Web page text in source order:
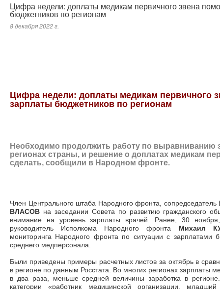
Цифра недели: доплаты медикам первичного звена
бюджетников по регионам
8 декабря 2022 г.
Цифра недели: доплаты медикам первичного
зарплаты бюджетников по регионам
Необходимо продолжить работу по выравниванию
регионах страны, и решение о доплатах медикам
сделать, сообщили в Народном фронте.
Член Центрального штаба Народного фронта, сопредседатель
ВЛАСОВ на заседании Совета по развитию гражданского
внимание на уровень зарплаты врачей. Ранее, 30
руководитель Исполкома Народного фронта Михаил
мониторинга Народного фронта по ситуации с зарплатами
среднего медперсонала.
Были приведены примеры расчетных листов за октябрь в
в регионе по данным Росстата. Во многих регионах зарплаты
в два раза, меньше средней величины заработка в
категории «работник медицинской организации,